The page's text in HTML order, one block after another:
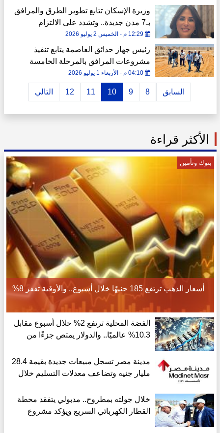
وزيرة الإسكان تتابع تطوير الطرق والمرافق
بـ7 مدن جديدة.. وتشدد على الالتزام
بالجداول الزمنية ومعايير الجودة
12:29 م - الخميس 2 يوليو 2026
رئيس جهاز حدائق العاصمة يتابع تنفيذ
مشروعات المرافق بالمرحلة الخامسة
لوحدات «سكن لكل المصريين»
04:10 م - الأربعاء 1 يوليو 2026
السابق 8
9
10
11
12 التالي
الأكثر قراءة
بنوك وتأمين
أسعار الذهب ترتفع 185 جنيهًا خلال أسبوع.. والأوقية تقفز 8%
الفضة المحلية ترتفع 2% خلال أسبوع مقابل
10.3% عالميًا.. والدولار يمتص جزءًا من
مدينة مصر تسجل مبيعات جديدة بقيمة 28.4
مليار جنيه وتضاعف معدلات التسليم خلال
خلال جولته بمطروح.. مدبولي يتفقد محطة
القطار الكهربائي السريع ويؤكد مشروع